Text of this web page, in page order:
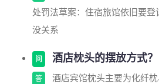
处罚法草案：住宿旅馆依旧要
没关系
问 酒店枕头的摆放方式？
答
酒店宾馆枕头主要为化纤